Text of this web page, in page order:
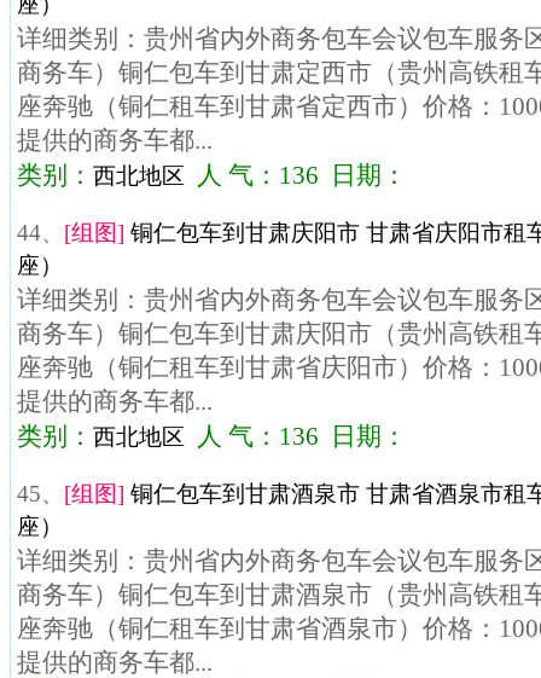
详细类别：贵州省内外商务包车会议包车服务
商务车）铜仁包车到甘肃定西市（贵州高铁租
座奔驰（铜仁租车到甘肃省定西市）价格：
提供的商务车都...
类别： 西北地区 人 气：136 日期：
44、 [组图] 铜仁包车到甘肃庆阳市 甘肃省庆阳市租
座）
详细类别：贵州省内外商务包车会议包车服务
商务车）铜仁包车到甘肃庆阳市（贵州高铁租
座奔驰（铜仁租车到甘肃省庆阳市）价格：
提供的商务车都...
类别： 西北地区 人 气：136 日期：
45、 [组图] 铜仁包车到甘肃酒泉市 甘肃省酒泉市租
座）
详细类别：贵州省内外商务包车会议包车服务
商务车）铜仁包车到甘肃酒泉市（贵州高铁租
座奔驰（铜仁租车到甘肃省酒泉市）价格：
提供的商务车都...